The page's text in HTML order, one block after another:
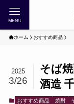
MENU
ホーム おすすめ商品
そば
酒造
2025
3/26
おすすめ商品 焼酎